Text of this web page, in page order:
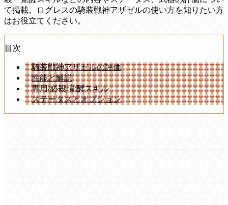
て掲載。ログレスの騎装戦神アザゼルの使い方を知りたい方
はお役立てください。
目次
騎装戦神アザゼルの評価
性能と解説
専用/必殺/覚醒スキル
ステータスとオプション